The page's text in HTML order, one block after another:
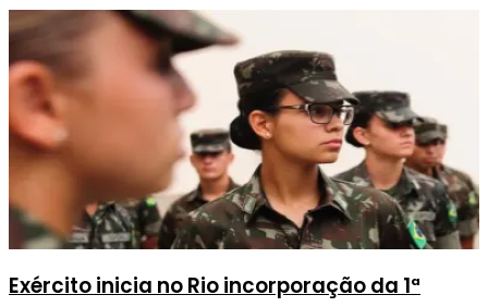
Exército inicia no Rio incorporação da 1ª